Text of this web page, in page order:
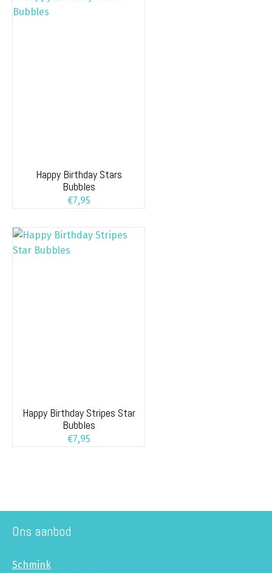
Happy Birthday Stars
Bubbles
€7,95
Happy Birthday Stripes Star
Bubbles
€7,95
Ons aanbod
Schmink